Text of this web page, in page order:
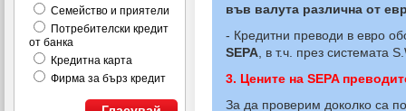
Семейство и приятели
Потребителски кредит
от банка
Кредитна карта
Фирма за бърз кредит
във валута различна от
- Кредитни преводи в евро
SEPA , в т.ч. през системата
3. Цените на SEPA
За да проверим доколко са